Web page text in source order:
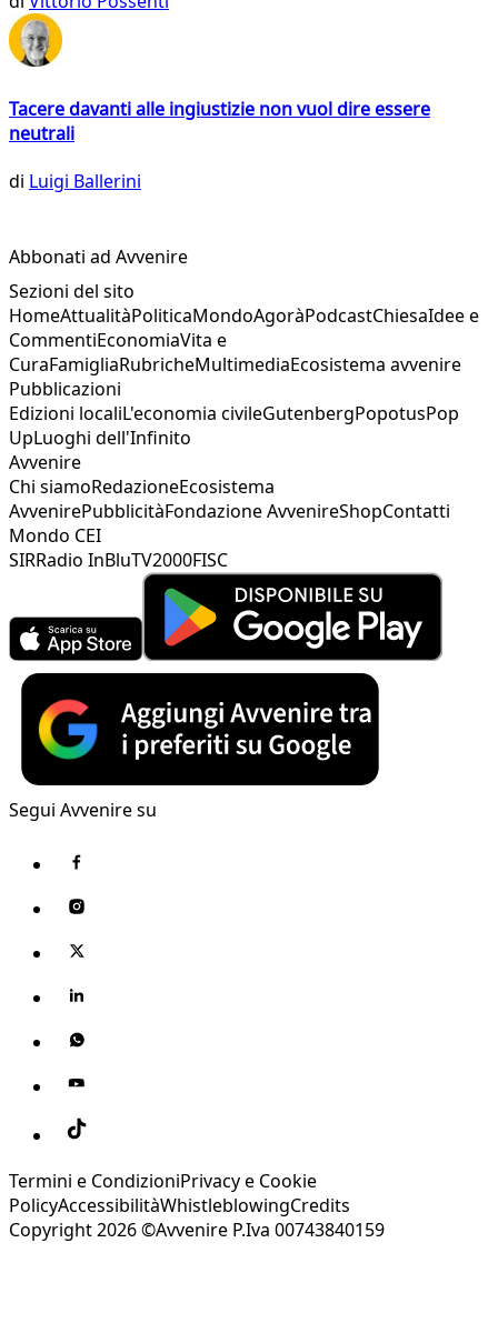
Tacere davanti alle ingiustizie non vuol dire essere
neutrali
di Luigi Ballerini
Abbonati ad Avvenire
Sezioni del sito
HomeAttualitàPoliticaMondoAgoràPodcastChiesaIdee e
CommentiEconomiaVita e
CuraFamigliaRubricheMultimediaEcosistema avvenire
Pubblicazioni
Edizioni localiL'economia civileGutenbergPopotusPop
UpLuoghi dell'Infinito
Avvenire
Chi siamoRedazioneEcosistema
AvvenirePubblicitàFondazione AvvenireShopContatti
Mondo CEI
SIRRadio InBluTV2000FISC
Segui Avvenire su
Termini e CondizioniPrivacy e Cookie
PolicyAccessibilitàWhistleblowingCredits
Copyright 2026 ©Avvenire P.Iva 00743840159